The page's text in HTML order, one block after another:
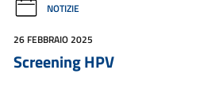
NOTIZIE
26 FEBBRAIO 2025
Screening HPV